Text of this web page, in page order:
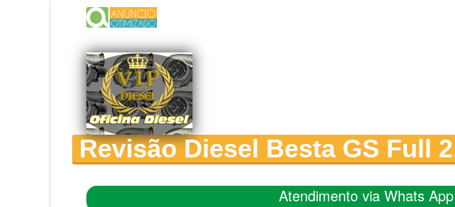
Revisão Diesel Besta GS Full
Atendimento via Whats